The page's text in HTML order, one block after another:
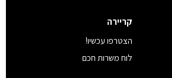
קריירה
הצטרפו עכשיו!
לוח משרות חכם